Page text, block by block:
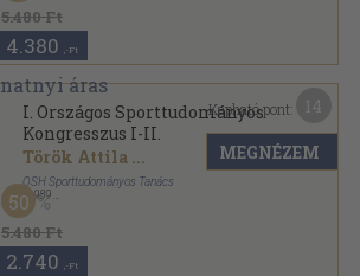
5.480 Ft
4.380 ,-Ft
I. Országos Sporttudományos
Kongresszus I-II.
Török Attila ...
OSH Sporttudományos Tanács
, 1989
Ragasztott papírkötés
5.480 Ft
50
2.740 ,-Ft
Kapható pont:
MEGNÉZEM